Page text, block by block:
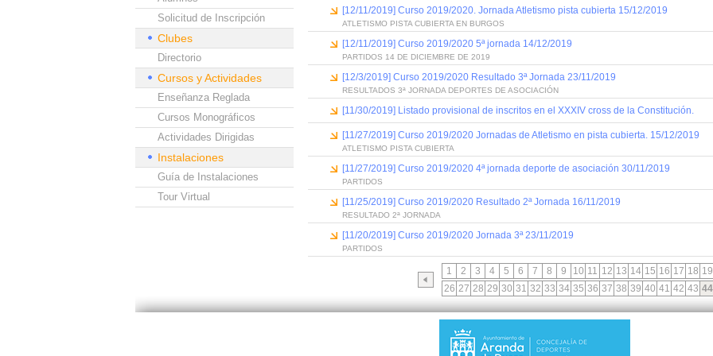
Solicitud de Inscripción
Clubes
Directorio
Cursos y Actividades
Enseñanza Reglada
Cursos Monográficos
Actividades Dirigidas
Instalaciones
Guía de Instalaciones
Tour Virtual
[12/11/2019] Curso 2019/2020. Jornada Atletismo pista cubierta 15/12/2019
ATLETISMO PISTA CUBIERTA EN BURGOS
[12/11/2019] Curso 2019/2020 5ª jornada 14/12/2019
PARTIDOS 14 DE DICIEMBRE DE 2019
[12/3/2019] Curso 2019/2020 Resultado 3ª Jornada 23/11/2019
RESULTADOS 3ª JORNADA DEPORTES DE ASOCIACIÓN
[11/30/2019] Listado provisional de inscritos en el XXXIV cross de la Constitución.
[11/27/2019] Curso 2019/2020 Jornadas de Atletismo en pista cubierta. 15/12/2019
ATLETISMO PISTA CUBIERTA
[11/27/2019] Curso 2019/2020 4ª jornada deporte de asociación 30/11/2019
PARTIDOS
[11/25/2019] Curso 2019/2020 Resultado 2ª Jornada 16/11/2019
RESULTADO 2ª JORNADA
[11/20/2019] Curso 2019/2020 Jornada 3ª 23/11/2019
PARTIDOS
1 2 3 4 5 6 7 8 9 10 11 12 13 14 15 16 17 18 19
26 27 28 29 30 31 32 33 34 35 36 37 38 39 40 41 42 43 44